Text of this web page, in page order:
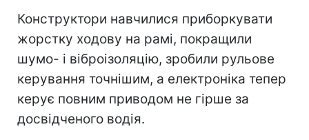
Конструктори навчилися приборкувати
жорстку ходову на рамі, покращили
шумо- і віброізоляцію, зробили рульове
керування точнішим, а електроніка тепер
керує повним приводом не гірше за
досвідченого водія.